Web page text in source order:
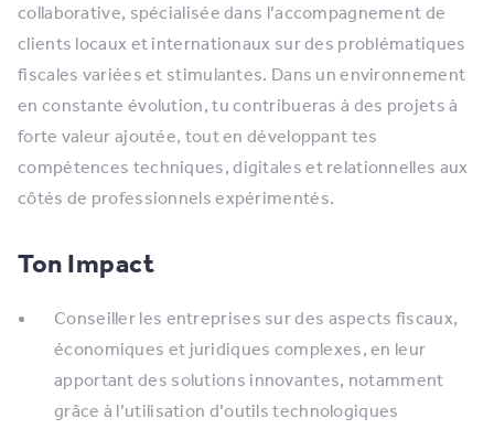
collaborative, spécialisée dans l’accompagnement de
clients locaux et internationaux sur des problématiques
fiscales variées et stimulantes. Dans un environnement
en constante évolution, tu contribueras à des projets à
forte valeur ajoutée, tout en développant tes
compétences techniques, digitales et relationnelles aux
côtés de professionnels expérimentés.
Ton Impact
Conseiller les entreprises sur des aspects fiscaux,
économiques et juridiques complexes, en leur
apportant des solutions innovantes, notamment
grâce à l’utilisation d’outils technologiques